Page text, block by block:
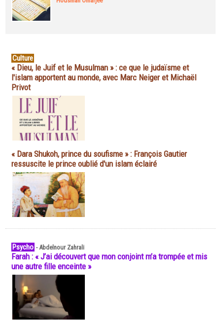
Culture
« Dieu, le Juif et le Musulman » : ce que le judaïsme et
l'islam apportent au monde, avec Marc Neiger et Michaël
Privot
« Dara Shukoh, prince du soufisme » : François Gautier
ressuscite le prince oublié d'un islam éclairé
Psycho -Abdelnour Zahrali
Farah : « J’ai découvert que mon conjoint m’a trompée et mis
une autre fille enceinte »